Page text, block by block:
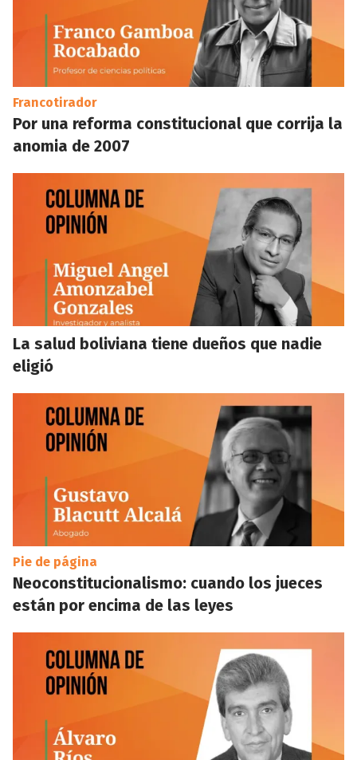
Francotirador
Por una reforma constitucional que corrija la
anomia de 2007
La salud boliviana tiene dueños que nadie
eligió
Pie de página
Neoconstitucionalismo: cuando los jueces
están por encima de las leyes